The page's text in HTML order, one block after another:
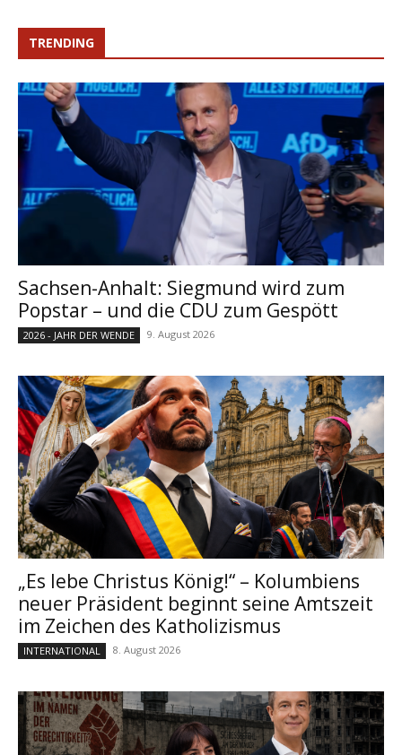
TRENDING
Sachsen-Anhalt: Siegmund wird zum
Popstar – und die CDU zum Gespött
2026 - JAHR DER WENDE 9. August 2026
„Es lebe Christus König!“ – Kolumbiens
neuer Präsident beginnt seine Amtszeit
im Zeichen des Katholizismus
INTERNATIONAL 8. August 2026